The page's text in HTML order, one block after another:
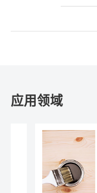
应用领域